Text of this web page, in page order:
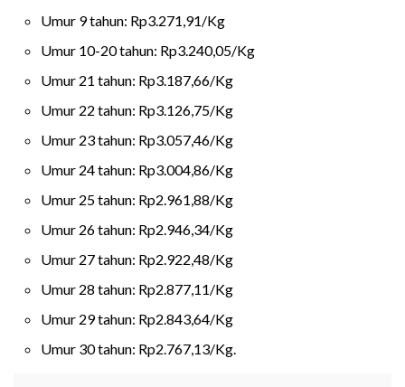
Umur 9 tahun: Rp3.271,91/Kg
Umur 10-20 tahun: Rp3.240,05/Kg
Umur 21 tahun: Rp3.187,66/Kg
Umur 22 tahun: Rp3.126,75/Kg
Umur 23 tahun: Rp3.057,46/Kg
Umur 24 tahun: Rp3.004,86/Kg
Umur 25 tahun: Rp2.961,88/Kg
Umur 26 tahun: Rp2.946,34/Kg
Umur 27 tahun: Rp2.922,48/Kg
Umur 28 tahun: Rp2.877,11/Kg
Umur 29 tahun: Rp2.843,64/Kg
Umur 30 tahun: Rp2.767,13/Kg.